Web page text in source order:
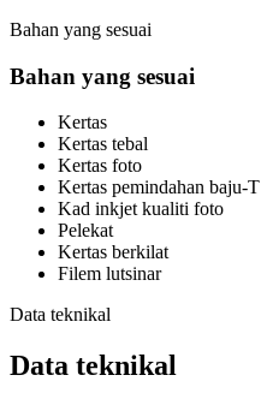
Bahan yang sesuai
Bahan yang sesuai
Kertas
Kertas tebal
Kertas foto
Kertas pemindahan baju-T
Kad inkjet kualiti foto
Pelekat
Kertas berkilat
Filem lutsinar
Data teknikal
Data teknikal